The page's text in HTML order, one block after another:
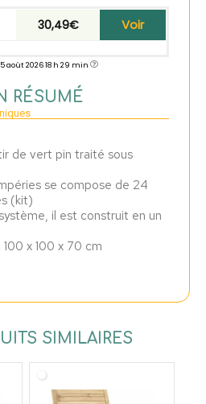
30,49€ Voir
août 2026 18 h 29 min
RÉSUMÉ
de vert pin traité sous
se compose de 24
(kit)
il est construit en un
x 100 x 70 cm
SIMILAIRES